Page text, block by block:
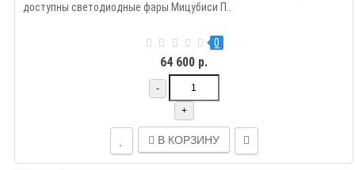
доступны светодиодные фары Мицубиси П..
0
64 600 р.
-
+
В КОРЗИНУ